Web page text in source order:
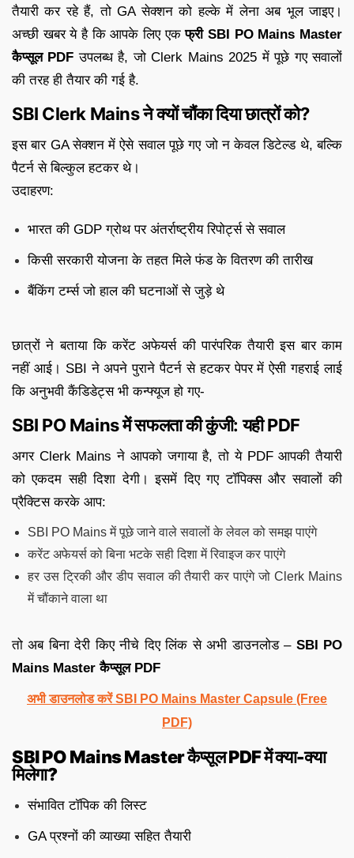
तैयारी कर रहे हैं, तो GA सेक्शन को हल्के में लेना अब भूल जाइए।
अच्छी खबर ये है कि आपके लिए एकफ्री SBI PO Mains Master
कैप्सूल PDF उपलब्ध है, जो Clerk Mains 2025 में पूछे गए सवालों
की तरह ही तैयार की गई है.
SBI Clerk Mains ने क्यों चौंका दिया छात्रों को?
इस बार GA सेक्शन में ऐसे सवाल पूछे गए जो न केवल डिटेल्ड थे, बल्कि
पैटर्न से बिल्कुल हटकर थे।
उदाहरण:
भारत की GDP ग्रोथ पर अंतर्राष्ट्रीय रिपोर्ट्स से सवाल
किसी सरकारी योजना के तहत मिले फंड के वितरण की तारीख
बैंकिंग टर्म्स जो हाल की घटनाओं से जुड़े थे
छात्रों ने बताया कि करेंट अफेयर्स की पारंपरिक तैयारी इस बार काम
नहीं आई। SBI ने अपने पुराने पैटर्न से हटकर पेपर में ऐसी गहराई लाई
कि अनुभवी कैंडिडेट्स भी कन्फ्यूज हो गए-
SBI PO Mains में सफलता की कुंजी: यही PDF
अगर Clerk Mains ने आपको जगाया है, तो ये PDF आपकी तैयारी
को एकदम सही दिशा देगी। इसमें दिए गए टॉपिक्स और सवालों की
प्रैक्टिस करके आप:
SBI PO Mains में पूछे जाने वाले सवालों के लेवल को समझ पाएंगे
करेंट अफेयर्स को बिना भटके सही दिशा में रिवाइज कर पाएंगे
हर उस ट्रिकी और डीप सवाल की तैयारी कर पाएंगे जो Clerk Mains
में चौंकाने वाला था
तो अब बिना देरी किए नीचे दिए लिंक से अभी डाउनलोड – SBI PO
Mains Master कैप्सूल PDF
अभी डाउनलोड करें SBI PO Mains Master Capsule (Free
PDF)
SBI PO Mains Master कैप्सूल PDF में क्या-क्या
मिलेगा?
संभावित टॉपिक की लिस्ट
GA प्रश्नों की व्याख्या सहित तैयारी